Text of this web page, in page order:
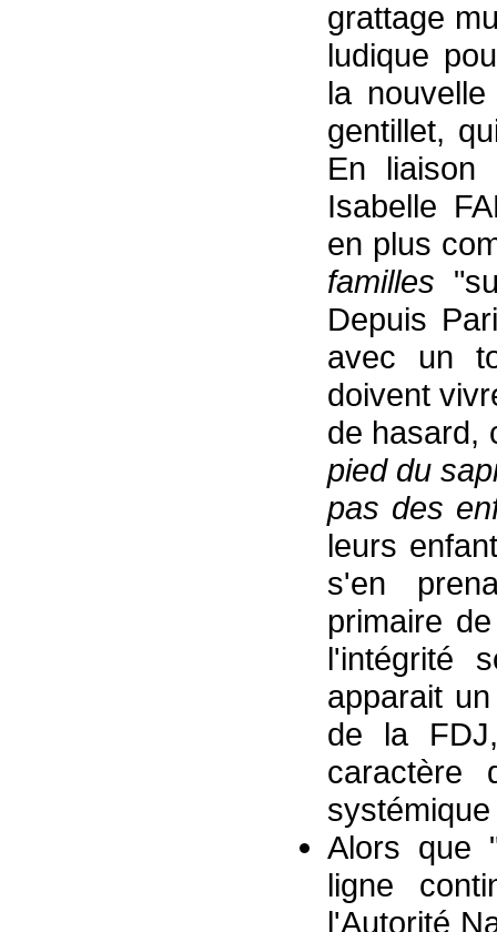
grattage
ludique
la
gentillet,
En liaison
Isabelle
en plus
familles
Depuis
avec un
doivent
de hasard,
pied du
pas des
leurs
s'en
primaire
l'intégrité
apparait
de la
caractère
Alors que
ligne
l'Autorité